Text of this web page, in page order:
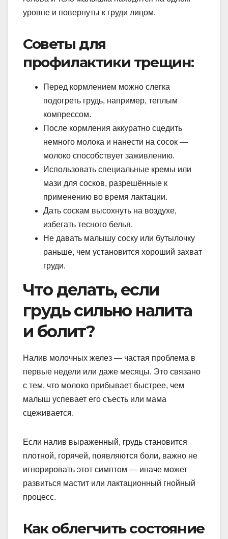
уровне и повернуты к груди лицом.
Советы для
профилактики трещин:
Перед кормлением можно слегка
подогреть грудь, например, теплым
компрессом.
После кормления аккуратно сцедить
немного молока и нанести на сосок —
молоко способствует заживлению.
Использовать специальные кремы или
мази для сосков, разрешённые к
применению во время лактации.
Дать соскам высохнуть на воздухе,
избегать тесного белья.
Не давать малышу соску или бутылочку
раньше, чем установится хороший захват
груди.
Что делать, если
грудь сильно налита
и болит?
Налив молочных желез — частая проблема в
первые недели или даже месяцы. Это связано
с тем, что молоко прибывает быстрее, чем
малыш успевает его съесть или мама
сцеживается.
Если налив выраженный, грудь становится
плотной, горячей, появляются боли, важно не
игнорировать этот симптом — иначе может
развиться мастит или лактационный гнойный
процесс.
Как облегчить состояние